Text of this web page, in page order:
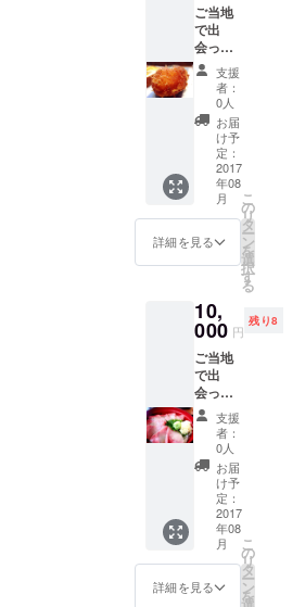
20代男子
吉祥寺が
ホームタウ
ン 12年住
んでいます
＾＾
趣味は、美
味しいごは
ん、ダー
性格はいじ
られキャ
ラ、よく笑
います
ご当地
で出
会った
美味し
いお土
産、美
味しい
もの、
名産品
を２品
お送り
いたし
ます＾
＾
支援
者：
0人
お届
け予
定：
2017
年08
月
詳細を見る
こ
の
リ
タ
ー
ン
を
選
択
す
る
10,
000 円
残り8
ご当地
で出
会った
美味し
いお土
産、美
味しい
もの、
名産品
を３品
お送り
いたし
ます＾
＾ ・数
量限定
支援
者：
0人
お届
け予
定：
2017
年08
月
詳細を見る
こ
の
リ
タ
ー
ン
を